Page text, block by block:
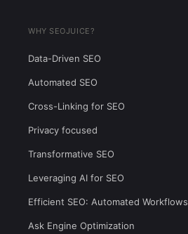
WHY SEOJUICE?
Data-Driven SEO
Automated SEO
Cross-Linking for SEO
Privacy focused
Transformative SEO
Leveraging AI for SEO
Efficient SEO: Automated Workflows
Ask Engine Optimization